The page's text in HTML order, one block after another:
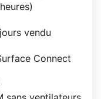
vendu
Connect